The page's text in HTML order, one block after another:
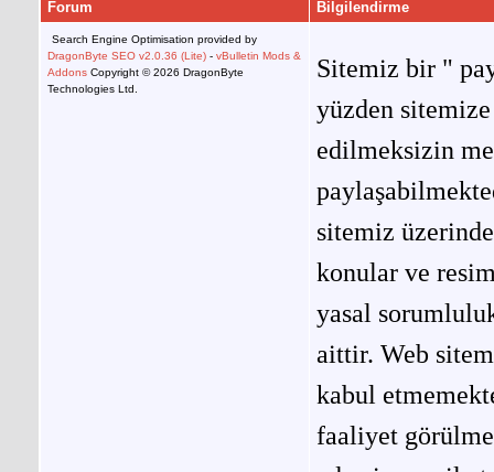
Forum Bilgilendirme
Search Engine Optimisation provided by
DragonByte SEO v2.0.36 (Lite) - vBulletin Mods &
Addons Copyright © 2026 DragonByte
Technologies Ltd.
Sitemiz bir "
yüzden
edilmeksizin
sitemiz
konular ve
yasal
aittir. Web
kabul
faaliyet